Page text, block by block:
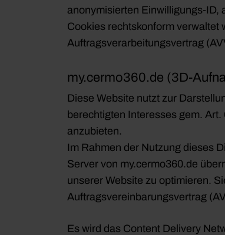
h
l
anonymisierten Einwilligungs-ID,
Cookies rechtskonform verwaltet
Auftragsverarbeitungsvertrag
my.cermo360.de (3D-
Diese Website nutzt zur
berechtigten Interesses gem.
anzubieten.
Im Rahmen der Nutzung dieses
Server von my.cermo360.de
unserer Website zu optimieren.
Auftragsvereinbarungsvertrag
Es wird das Content Delivery